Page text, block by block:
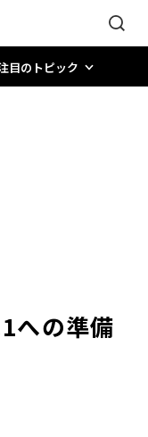
目のトピック
への準備